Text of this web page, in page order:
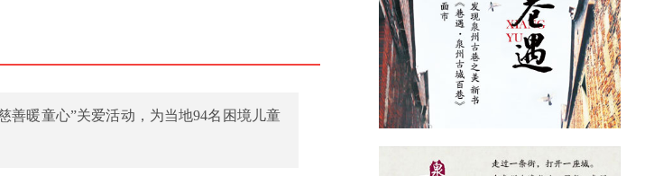
善暖童心”关爱活动，为当地94名困境儿童